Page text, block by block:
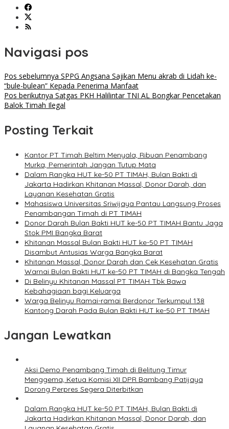
Navigasi pos
Pos sebelumnya SPPG Angsana Sajikan Menu akrab di Lidah ke-
“bule-bulean” Kepada Penerima Manfaat
Pos berikutnya Satgas PKH Halilintar TNI AL Bongkar Pencetakan
Balok Timah Ilegal
Posting Terkait
Kantor PT Timah Beltim Menyala, Ribuan Penambang
Murka, Pemerintah Jangan Tutup Mata
Dalam Rangka HUT ke-50 PT TIMAH, Bulan Bakti di
Jakarta Hadirkan Khitanan Massal, Donor Darah, dan
Layanan Kesehatan Gratis
Mahasiswa Universitas Sriwijaya Pantau Langsung Proses
Penambangan Timah di PT TIMAH
Donor Darah Bulan Bakti HUT ke-50 PT TIMAH Bantu Jaga
Stok PMI Bangka Barat
Khitanan Massal Bulan Bakti HUT ke-50 PT TIMAH
Disambut Antusias Warga Bangka Barat
Khitanan Massal, Donor Darah dan Cek Kesehatan Gratis
Warnai Bulan Bakti HUT ke-50 PT TIMAH di Bangka Tengah
Di Belinyu Khitanan Massal PT TIMAH Tbk Bawa
Kebahagiaan bagi Keluarga
Warga Belinyu Ramai-ramai Berdonor Terkumpul 138
Kantong Darah Pada Bulan Bakti HUT ke-50 PT TIMAH
Jangan Lewatkan
Aksi Demo Penambang Timah di Belitung Timur
Menggema, Ketua Komisi XII DPR Bambang Patijaya
Dorong Perpres Segera Diterbitkan
Dalam Rangka HUT ke-50 PT TIMAH, Bulan Bakti di
Jakarta Hadirkan Khitanan Massal, Donor Darah, dan